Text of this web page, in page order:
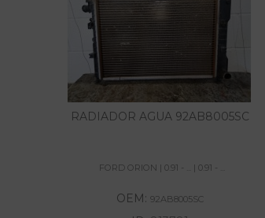
RADIADOR AGUA 92AB8005SC
FORD ORION | 0.91 - ... | 0.91 - ...
OEM: 92AB8005SC